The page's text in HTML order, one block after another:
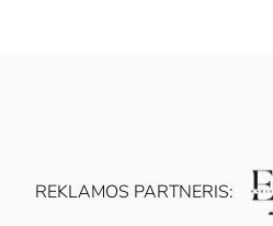
REKLAMOS PARTNERIS: